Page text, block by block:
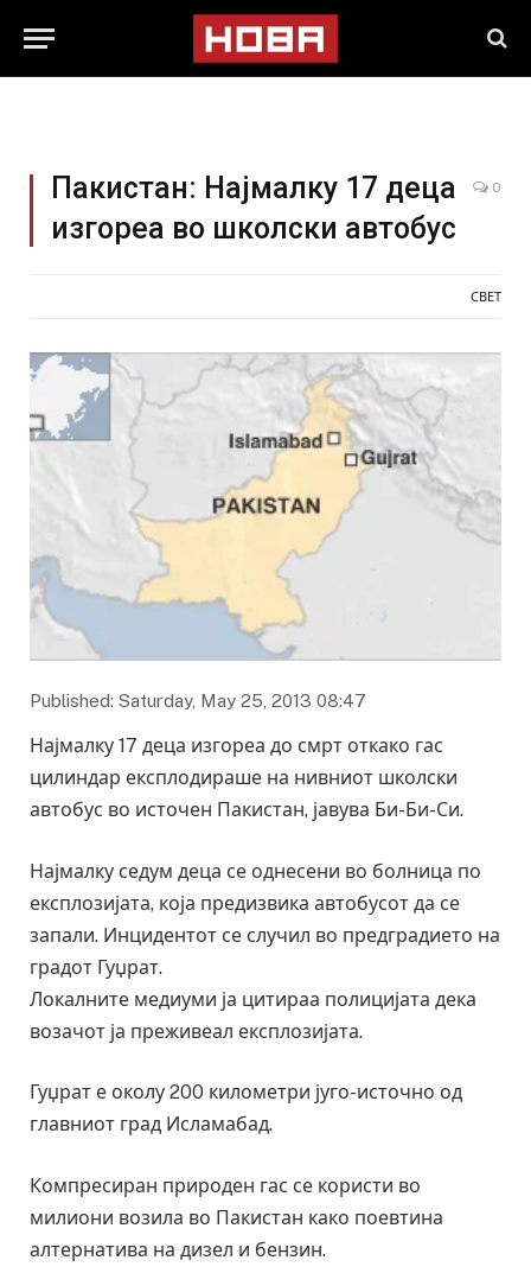
Пакистан: Најмалку 17 деца
изгореа во школски автобус
0
СВЕТ
Published: Saturday, May 25, 2013 08:47
Најмалку 17 деца изгореа до смрт откако гас
цилиндар експлодираше на нивниот школски
автобус во источен Пакистан, јавува Би-Би-Си.
Најмалку седум деца се однесени во болница по
експлозијата, која предизвика автобусот да се
запали. Инцидентот се случил во предградието на
градот Гуџрат.
Локалните медиуми ја цитираа полицијата дека
возачот ја преживеал експлозијата.
Гуџрат е околу 200 километри југо-источно од
главниот град Исламабад.
Компресиран природен гас се користи во
милиони возила во Пакистан како поевтина
алтернатива на дизел и бензин.